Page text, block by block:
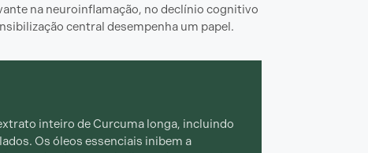
na neuroinflamação, no declínio cognitivo
central desempenha um papel.
inteiro de Curcuma longa, incluindo
Os óleos essenciais inibem a